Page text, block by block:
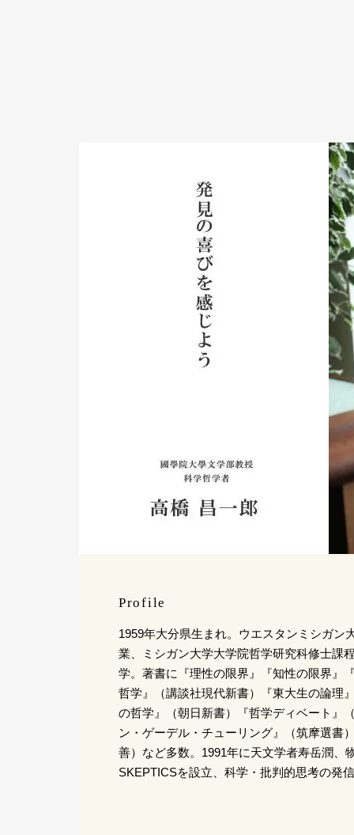
Profile
1959年大分県生まれ。ウエスタンミシガン
業、ミシガン大学大学院哲学研究科修士課
学。著書に『理性の限界』『知性の限界』
哲学』（講談社現代新書）『東大生の論理
の哲学』（朝日新書）『哲学ディベート』
ン・ゲーデル・チューリング』（筑摩選書
善）など多数。1991年に天文学者寿岳潤、
SKEPTICSを設立、科学・批判的思考の発